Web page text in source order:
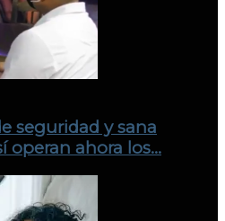
seguridad y sana
operan ahora los…